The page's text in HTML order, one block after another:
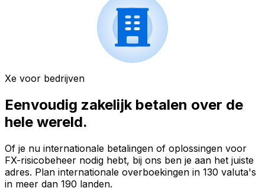
Xe voor bedrijven
Eenvoudig zakelijk betalen over de
hele wereld.
Of je nu internationale betalingen of oplossingen voor
FX-risicobeheer nodig hebt, bij ons ben je aan het juiste
adres. Plan internationale overboekingen in 130 valuta's
in meer dan 190 landen.